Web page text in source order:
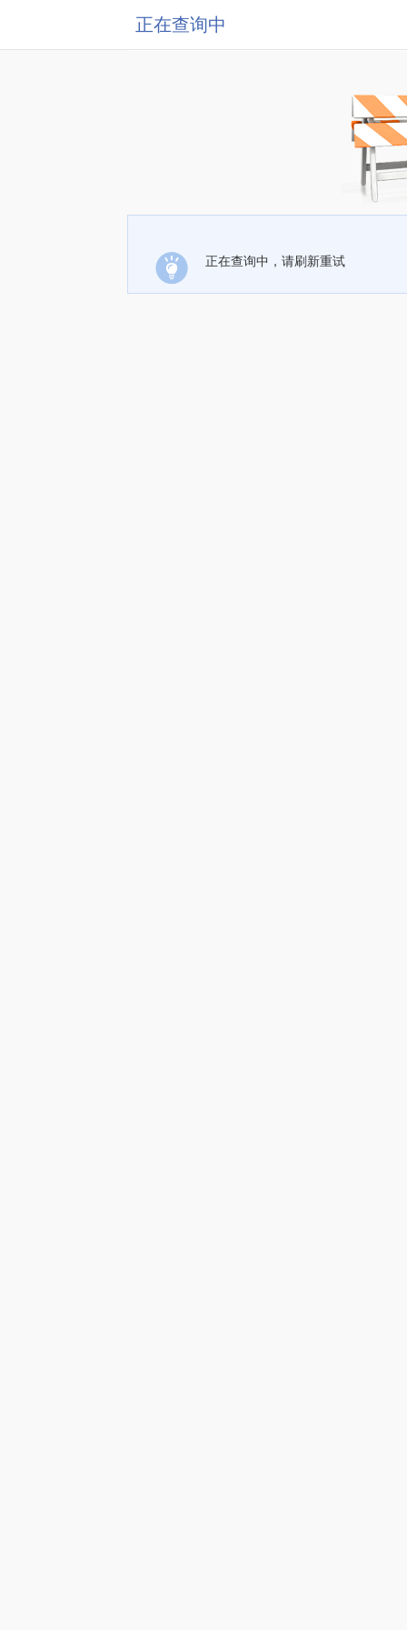
正在查询中
正在查询中，请刷新重试